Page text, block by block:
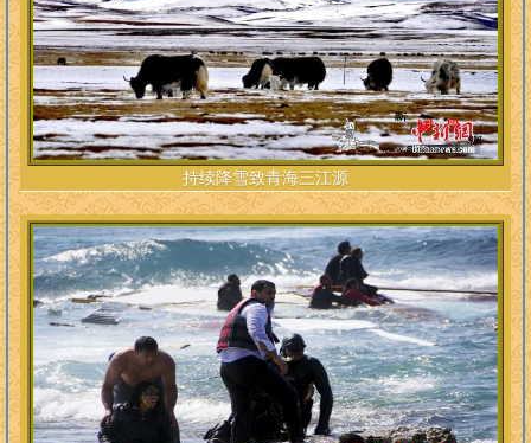
持续降雪致青海三江源